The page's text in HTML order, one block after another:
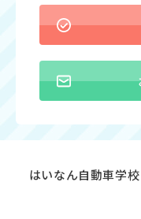
はいなん自動車学